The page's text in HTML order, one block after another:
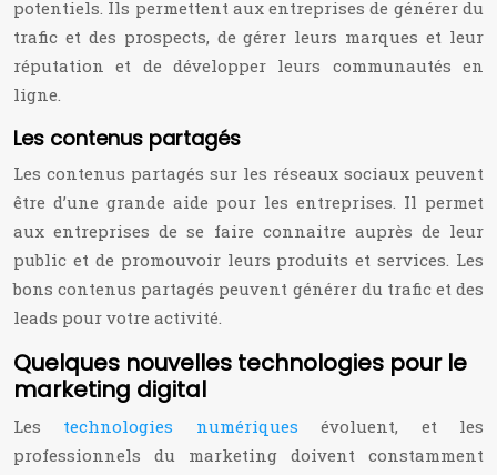
potentiels. Ils permettent aux entreprises de générer du
trafic et des prospects, de gérer leurs marques et leur
réputation et de développer leurs communautés en
ligne.
Les contenus partagés
Les contenus partagés sur les réseaux sociaux peuvent
être d’une grande aide pour les entreprises. Il permet
aux entreprises de se faire connaitre auprès de leur
public et de promouvoir leurs produits et services. Les
bons contenus partagés peuvent générer du trafic et des
leads pour votre activité.
Quelques nouvelles technologies pour le
marketing digital
Les technologies numériques évoluent, et les
professionnels du marketing doivent constamment